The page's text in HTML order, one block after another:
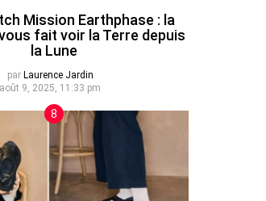
Mission Earthphase : la
fait voir la Terre depuis
la Lune
par Laurence Jardin
août 9, 2025, 11:33 pm